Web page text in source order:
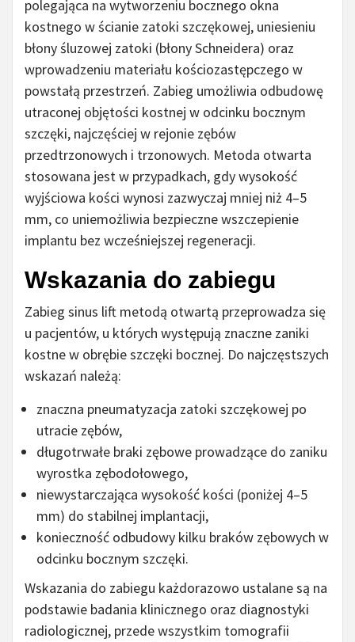
polegająca na wytworzeniu bocznego okna
kostnego w ścianie zatoki szczękowej, uniesieniu
błony śluzowej zatoki (błony Schneidera) oraz
wprowadzeniu materiału kościozastępczego w
powstałą przestrzeń. Zabieg umożliwia odbudowę
utraconej objętości kostnej w odcinku bocznym
szczęki, najczęściej w rejonie zębów
przedtrzonowych i trzonowych. Metoda otwarta
stosowana jest w przypadkach, gdy wysokość
wyjściowa kości wynosi zazwyczaj mniej niż 4–5
mm, co uniemożliwia bezpieczne wszczepienie
implantu bez wcześniejszej regeneracji.
Wskazania do zabiegu
Zabieg sinus lift metodą otwartą przeprowadza się
u pacjentów, u których występują znaczne zaniki
kostne w obrębie szczęki bocznej. Do najczęstszych
wskazań należą:
znaczna pneumatyzacja zatoki szczękowej po
utracie zębów,
długotrwałe braki zębowe prowadzące do zaniku
wyrostka zębodołowego,
niewystarczająca wysokość kości (poniżej 4–5
mm) do stabilnej implantacji,
konieczność odbudowy kilku braków zębowych w
odcinku bocznym szczęki.
Wskazania do zabiegu każdorazowo ustalane są na
podstawie badania klinicznego oraz diagnostyki
radiologicznej, przede wszystkim tomografii